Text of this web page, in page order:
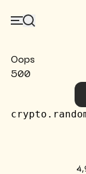
Oops
500